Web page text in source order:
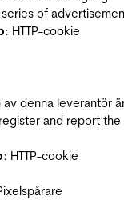
of
: HTTP-cookie
av denna
and report
: HTTP-cookie